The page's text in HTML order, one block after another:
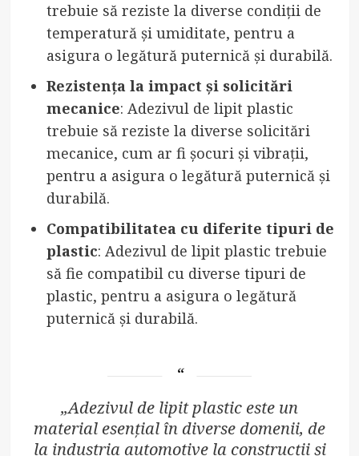
trebuie să reziste la diverse condiții de
temperatură și umiditate, pentru a
asigura o legătură puternică și durabilă.
Rezistența la impact și solicitări
mecanice: Adezivul de lipit plastic
trebuie să reziste la diverse solicitări
mecanice, cum ar fi șocuri și vibrații,
pentru a asigura o legătură puternică și
durabilă.
Compatibilitatea cu diferite tipuri de
plastic: Adezivul de lipit plastic trebuie
să fie compatibil cu diverse tipuri de
plastic, pentru a asigura o legătură
puternică și durabilă.
„Adezivul de lipit plastic este un
material esențial în diverse domenii, de
la industria automotive la construcții și